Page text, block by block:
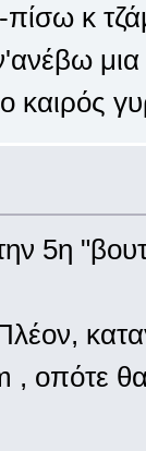
κ
καιρός
5η
, οπότε